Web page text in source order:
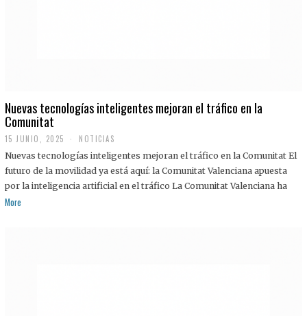
Nuevas tecnologías inteligentes mejoran el tráfico en la
Comunitat
15 JUNIO, 2025 NOTICIAS
Nuevas tecnologías inteligentes mejoran el tráfico en la Comunitat El
futuro de la movilidad ya está aquí: la Comunitat Valenciana apuesta
por la inteligencia artificial en el tráfico La Comunitat Valenciana ha
More